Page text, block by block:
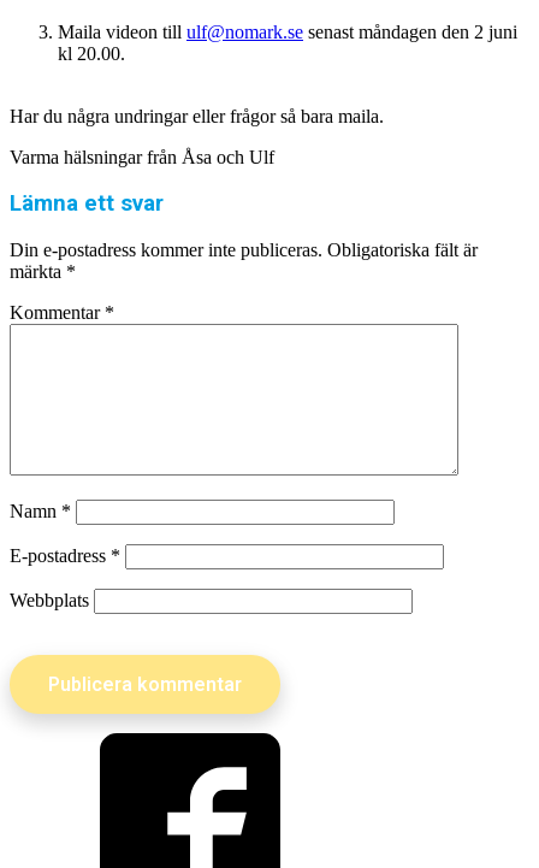
Maila videon till ulf@nomark.se senast måndagen den 2 juni
kl 20.00.
Har du några undringar eller frågor så bara maila.
Varma hälsningar från Åsa och Ulf
Lämna ett svar
Din e-postadress kommer inte publiceras. Obligatoriska fält är
märkta *
Kommentar *
Namn *
E-postadress *
Webbplats